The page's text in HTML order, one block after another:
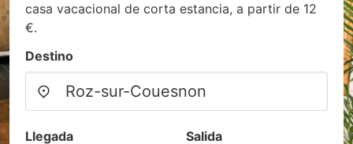
casa vacacional de corta estancia, a partir de 12
€.
Destino
Llegada Salida